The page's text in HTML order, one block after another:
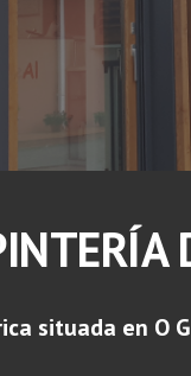
situada en O